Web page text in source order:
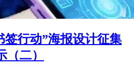
签行动”海报设计征集
二）